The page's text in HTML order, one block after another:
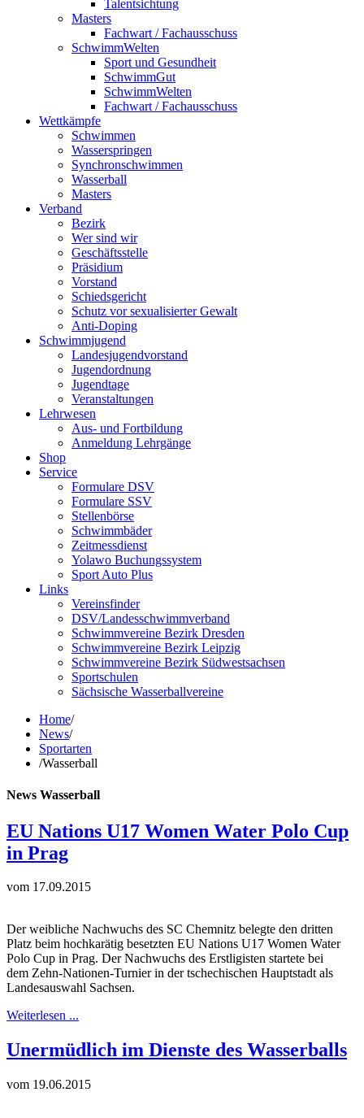
Talentsichtung
Masters
Fachwart / Fachausschuss
SchwimmWelten
Sport und Gesundheit
SchwimmGut
SchwimmWelten
Fachwart / Fachausschuss
Wettkämpfe
Schwimmen
Wasserspringen
Synchronschwimmen
Wasserball
Masters
Verband
Bezirk
Wer sind wir
Geschäftsstelle
Präsidium
Vorstand
Schiedsgericht
Schutz vor sexualisierter Gewalt
Anti-Doping
Schwimmjugend
Landesjugendvorstand
Jugendordnung
Jugendtage
Veranstaltungen
Lehrwesen
Aus- und Fortbildung
Anmeldung Lehrgänge
Shop
Service
Formulare DSV
Formulare SSV
Stellenbörse
Schwimmbäder
Zeitmessdienst
Yolawo Buchungssystem
Sport Auto Plus
Links
Vereinsfinder
DSV/Landesschwimmverband
Schwimmvereine Bezirk Dresden
Schwimmvereine Bezirk Leipzig
Schwimmvereine Bezirk Südwestsachsen
Sportschulen
Sächsische Wasserballvereine
Home/
News/
Sportarten
/Wasserball
News Wasserball
EU Nations U17 Women Water Polo Cup
in Prag
vom 17.09.2015
Der weibliche Nachwuchs des SC Chemnitz belegte den dritten
Platz beim hochkarätig besetzten EU Nations U17 Women Water
Polo Cup in Prag. Der Nachwuchs des Erstligisten startete bei
dem Zehn-Nationen-Turnier in der tschechischen Hauptstadt als
Landesauswahl Sachsen.
Weiterlesen ...
Unermüdlich im Dienste des Wasserballs
vom 19.06.2015